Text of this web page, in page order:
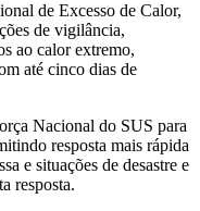
de Excesso de Calor,
de vigilância,
ao calor extremo,
até cinco dias de
Nacional do SUS para
resposta mais rápida
e situações de desastre e
resposta.